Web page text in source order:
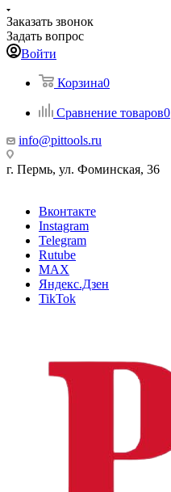
Заказать звонок
Задать вопрос
Войти
Корзина0
Сравнение товаров0
info@pittools.ru
г. Пермь, ул. Фоминская, 36
Вконтакте
Instagram
Telegram
Rutube
MAX
Яндекс.Дзен
TikTok